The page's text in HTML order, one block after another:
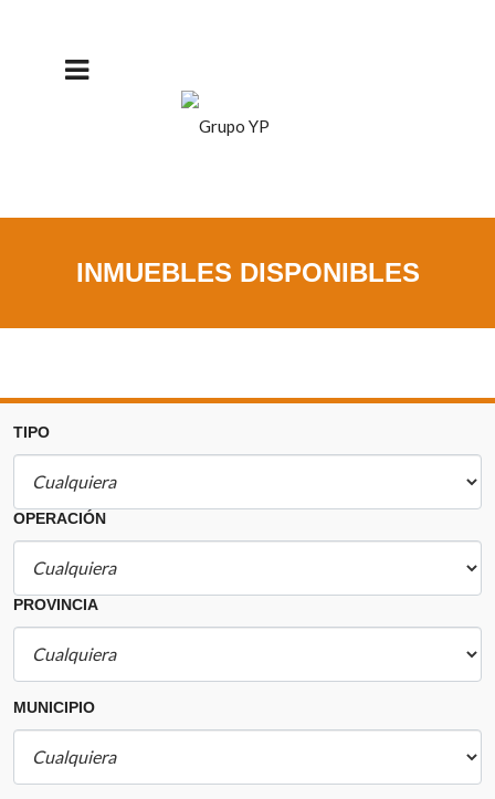
INMUEBLES DISPONIBLES
TIPO
OPERACIÓN
PROVINCIA
MUNICIPIO